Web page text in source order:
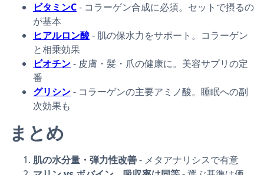
ビタミンC- コラーゲン合成に必須。セットで摂るの
が基本
ヒアルロン酸- 肌の保水力をサポート。コラーゲン
と相乗効果
ビオチン- 皮膚・髪・爪の健康に。美容サプリの定
番
グリシン- コラーゲンの主要アミノ酸。睡眠への副
次効果も
まとめ
肌の水分量・弾力性改善- メタアナリシスで有意